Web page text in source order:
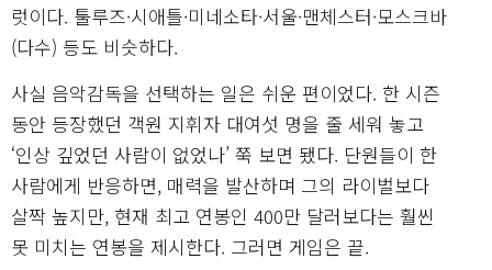
럿이다. 툴루즈·시애틀·미네소타·서울·맨체스터·모스크바
(다수) 등도 비슷하다.
사실 음악감독을 선택하는 일은 쉬운 편이었다. 한 시즌
동안 등장했던 객원 지휘자 대여섯 명을 줄 세워 놓고
‘인상 깊었던 사람이 없었나’ 쭉 보면 됐다. 단원들이 한
사람에게 반응하면, 매력을 발산하며 그의 라이벌보다
살짝 높지만, 현재 최고 연봉인 400만 달러보다는 훨씬
못 미치는 연봉을 제시한다. 그러면 게임은 끝.